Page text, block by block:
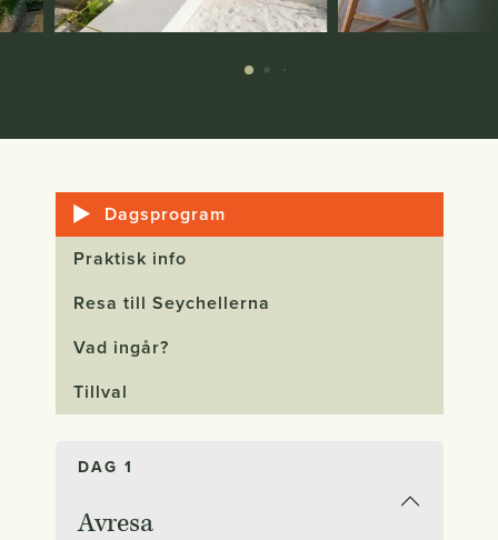
Dagsprogram
Praktisk info
Resa till Seychellerna
Vad ingår?
Tillval
DAG 1
Avresa